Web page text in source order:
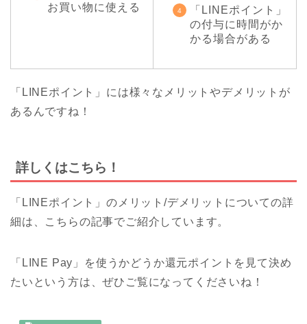
お買い物に使える
「LINEポイント」
の付与に時間がか
かる場合がある
「LINEポイント」には様々なメリットやデメリットが
あるんですね！
詳しくはこちら！
「LINEポイント」のメリット/デメリットについての詳
細は、こちらの記事でご紹介しています。
「LINE Pay」を使うかどうか還元ポイントを見て決め
たいという方は、ぜひご覧になってくださいね！